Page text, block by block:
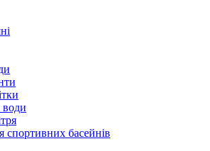
води
спортивних басейнів